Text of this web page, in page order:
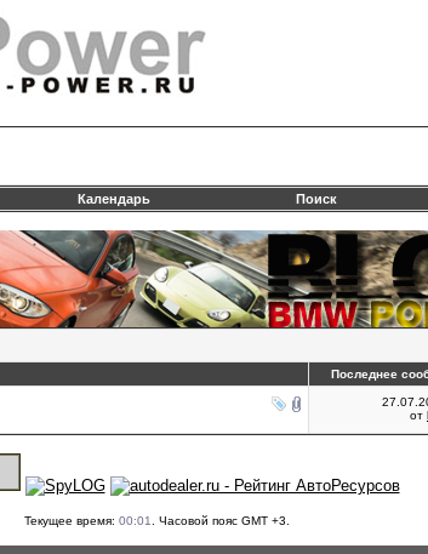
Календарь Поиск
Последнее
от
Текущее время: 00:01 . Часовой пояс GMT +3.